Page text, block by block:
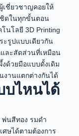
เชี่ยวชาญคอยให้
ชิดในทุกขั้นตอน
นโลยี 3D Printing
ะรูปแบบเดียวกัน
ละสัดส่วนที่เหมือน
ด้วยมือแบบดั้งเดิม
งานแตกต่างกันได้
บไหนได้
พ่นสีทอง รมดำ
ศษได้ตามต้องการ